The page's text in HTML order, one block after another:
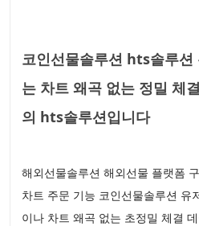
코인선물솔루션 hts솔루션
는 차트 왜곡 없는 정밀 체
의 hts솔루션입니다
해외선물솔루션 해외선물 플랫폼
차트 주문 기능 코인선물솔루션 유
이나 차트 왜곡 없는 초정밀 체결